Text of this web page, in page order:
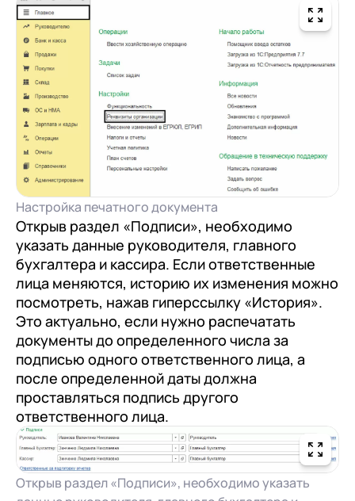
Настройка печатного документа
Открыв раздел «Подписи», необходимо
указать данные руководителя, главного
бухгалтера и кассира. Если ответственные
лица меняются, историю их изменения можно
посмотреть, нажав гиперссылку «История».
Это актуально, если нужно распечатать
документы до определенного числа за
подписью одного ответственного лица, а
после определенной даты должна
проставляться подпись другого
ответственного лица.
Открыв раздел «Подписи», необходимо указать
1С:CRM
Лицензии 1С
Сервисы 1С
1С-ЭДО
1С:Контрагент
1С-Отчетность
1С:Фреш
Доки 1С